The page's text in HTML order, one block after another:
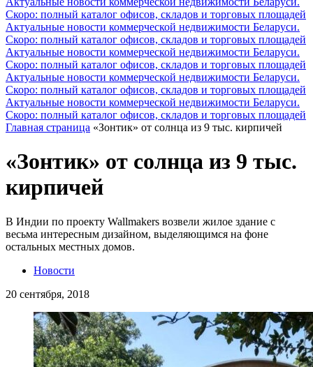
Скоро: полный каталог офисов, складов и торговых площадей
Актуальные новости коммерческой недвижимости Беларуси.
Скоро: полный каталог офисов, складов и торговых площадей
Актуальные новости коммерческой недвижимости Беларуси.
Скоро: полный каталог офисов, складов и торговых площадей
Актуальные новости коммерческой недвижимости Беларуси.
Скоро: полный каталог офисов, складов и торговых площадей
Актуальные новости коммерческой недвижимости Беларуси.
Скоро: полный каталог офисов, складов и торговых площадей
Главная страница «Зонтик» от солнца из 9 тыс. кирпичей
«Зонтик» от солнца из 9 тыс.
кирпичей
В Индии по проекту Wallmakers возвели жилое здание с
весьма интересным дизайном, выделяющимся на фоне
остальных местных домов.
Новости
20 сентября, 2018